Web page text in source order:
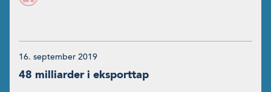
16. september 2019
48 milliarder i eksporttap